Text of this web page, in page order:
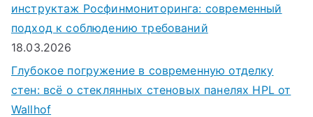
инструктаж Росфинмониторинга: современный
подход к соблюдению требований
18.03.2026
Глубокое погружение в современную отделку
стен: всё о стеклянных стеновых панелях HPL от
Wallhof